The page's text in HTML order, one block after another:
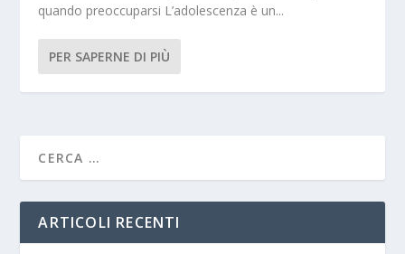
quando preoccuparsi L’adolescenza è un...
PER SAPERNE DI PIÙ
ARTICOLI RECENTI